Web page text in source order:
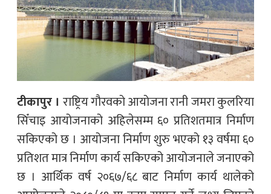
टीकापुर । राष्ट्रिय गौरवको आयोजना रानी जमरा कुलरिया
सिँचाइ आयोजनाको अहिलेसम्म ६० प्रतिशतमात्र निर्माण
सकिएको छ । आयोजना निर्माण शुरु भएको १३ वर्षमा ६०
प्रतिशत मात्र निर्माण कार्य सकिएको आयोजनाले जनाएको
छ । आर्थिक वर्ष २०६७/६८ बाट निर्माण कार्य थालेको